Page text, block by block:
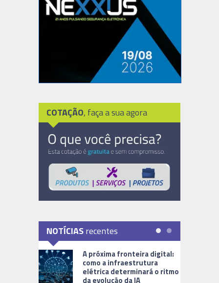
COTAÇÃO, faça a sua agora
NOTÍCIASrecentes
A próxima fronteira digital:
como a infraestrutura
elétrica determinará o ritmo
da evolução da IA